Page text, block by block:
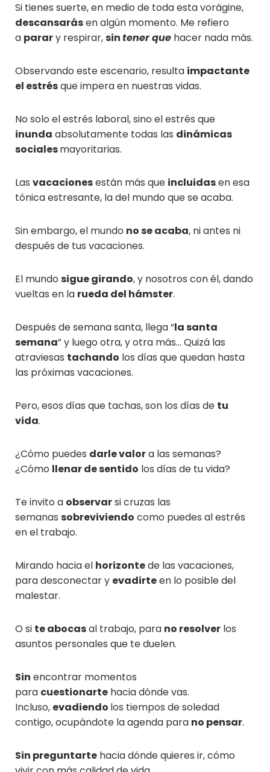
Si tienes suerte, en medio de toda esta vorágine,
descansarásen algún momento. Me refiero
a parary respirar,sintener que hacer nada más.
Observando este escenario, resulta impactante
el estrésque impera en nuestras vidas.
No solo el estrés laboral, sino el estrés que
inunda absolutamente todas las dinámicas
socialesmayoritarias.
Las vacacionesestán más que incluidasen esa
tónica estresante, la del mundo que se acaba.
Sin embargo, el mundo no se acaba, ni antes ni
después de tus vacaciones.
El mundo sigue girando, y nosotros con él, dando
vueltas en la rueda del hámster.
Después de semana santa, llega “la santa
semana” y luego otra, y otra más… Quizá las
atraviesas tachando los días que quedan hasta
las próximas vacaciones.
Pero, esos días que tachas, son los días de tu
vida.
¿Cómo puedes darle valora las semanas?
¿Cómo llenar de sentido los días de tu vida?
Te invito a observarsi cruzas las
semanas sobreviviendo como puedes al estrés
en el trabajo.
Mirando hacia el horizontede las vacaciones,
para desconectar y evadirteen lo posible del
malestar.
O si te abocasal trabajo, para no resolver los
asuntos personales que te duelen.
Sin encontrar momentos
para cuestionarte hacia dónde vas.
Incluso, evadiendo los tiempos de soledad
contigo, ocupándote la agenda para no pensar.
Sin preguntarte hacia dónde quieres ir, cómo